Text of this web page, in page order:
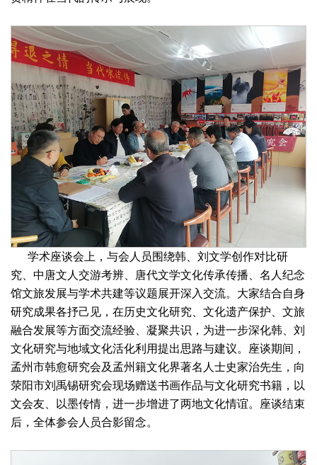
学术座谈会上，与会人员围绕韩、刘文学创作对比研
究、中唐文人交游考辨、唐代文学文化传承传播、名人纪念
馆文旅发展与学术共建等议题展开深入交流。大家结合自身
研究成果各抒己见，在历史文化研究、文化遗产保护、文旅
融合发展等方面交流经验、凝聚共识，为进一步深化韩、刘
文化研究与地域文化活化利用提出思路与建议。座谈期间，
孟州市韩愈研究会及孟州籍文化界著名人士史家治先生，向
荥阳市刘禹锡研究会现场赠送书画作品与文化研究书籍，以
文会友、以墨传情，进一步增进了两地文化情谊。座谈结束
后，全体参会人员合影留念。